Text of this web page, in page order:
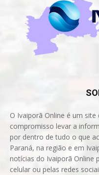
O Ivaiporã Online é um
compromisso levar a
por dentro de tudo o que
Paraná, na região e em
notícias do Ivaiporã Online
celular ou pelas redes